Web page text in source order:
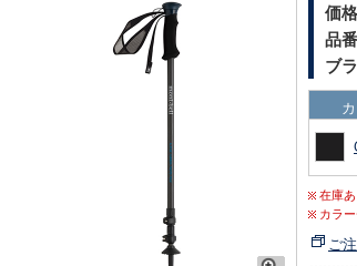
価格
品番
ブ
在庫
カラ
ご